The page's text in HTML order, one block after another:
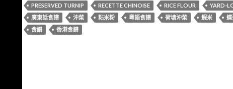
PRESERVED TURNIP
RECETTE CHINOISE RICE FLOUR
YARD-
廣東話食譜
沖菜 粘米粉 粵語食譜 荷塘沖菜 蝦米
蝶
食譜
香港食譜